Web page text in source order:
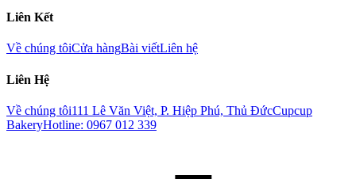
Liên Kết
Về chúng tôiCửa hàngBài viếtLiên hệ
Liên Hệ
Về chúng tôi111 Lê Văn Việt, P. Hiệp Phú, Thủ ĐứcCupcup
BakeryHotline: 0967 012 339